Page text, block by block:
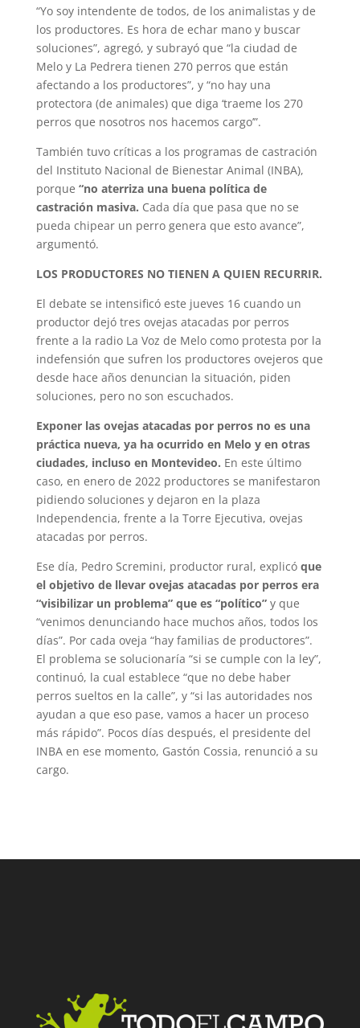
“Yo soy intendente de todos, de los animalistas y de
los productores. Es hora de echar mano y buscar
soluciones”, agregó, y subrayó que “la ciudad de
Melo y La Pedrera tienen 270 perros que están
afectando a los productores”, y “no hay una
protectora (de animales) que diga ‘traeme los 270
perros que nosotros nos hacemos cargo’”.
También tuvo críticas a los programas de castración
del Instituto Nacional de Bienestar Animal (INBA),
porque “no aterriza una buena política de
castración masiva. Cada día que pasa que no se
pueda chipear un perro genera que esto avance”,
argumentó.
LOS PRODUCTORES NO TIENEN A QUIEN RECURRIR.
El debate se intensificó este jueves 16 cuando un
productor dejó tres ovejas atacadas por perros
frente a la radio La Voz de Melo como protesta por la
indefensión que sufren los productores ovejeros que
desde hace años denuncian la situación, piden
soluciones, pero no son escuchados.
Exponer las ovejas atacadas por perros no es una
práctica nueva, ya ha ocurrido en Melo y en otras
ciudades, incluso en Montevideo. En este último
caso, en enero de 2022 productores se manifestaron
pidiendo soluciones y dejaron en la plaza
Independencia, frente a la Torre Ejecutiva, ovejas
atacadas por perros.
Ese día, Pedro Scremini, productor rural, explicó que
el objetivo de llevar ovejas atacadas por perros era
“visibilizar un problema” que es “político”y que
“venimos denunciando hace muchos años, todos los
días”. Por cada oveja “hay familias de productores”.
El problema se solucionaría “si se cumple con la ley”,
continuó, la cual establece “que no debe haber
perros sueltos en la calle”, y “si las autoridades nos
ayudan a que eso pase, vamos a hacer un proceso
más rápido”. Pocos días después, el presidente del
INBA en ese momento, Gastón Cossia, renunció a su
cargo.